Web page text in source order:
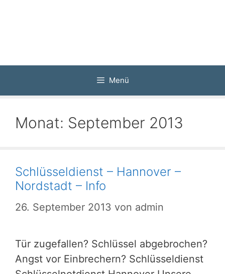
Menü
Monat: September 2013
Schlüsseldienst – Hannover –
Nordstadt – Info
26. September 2013 von admin
Tür zugefallen? Schlüssel abgebrochen?
Angst vor Einbrechern? Schlüsseldienst